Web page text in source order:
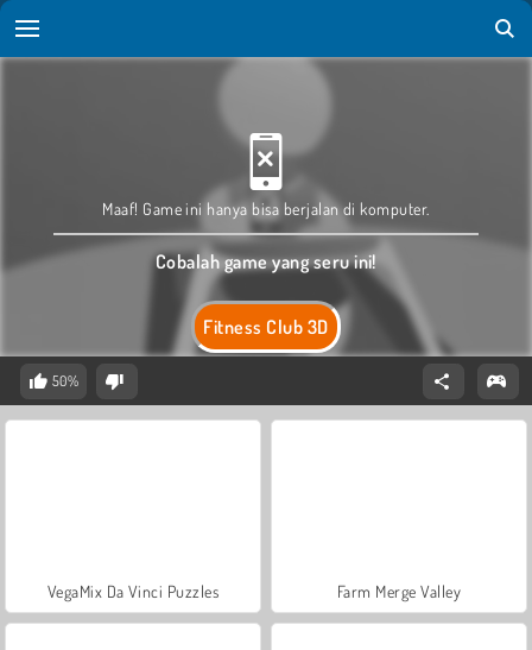
Fitness Club 3D
Maaf! Game ini hanya bisa berjalan di komputer.
Cobalah game yang seru ini!
50%
VegaMix Da Vinci Puzzles Farm Merge Valley